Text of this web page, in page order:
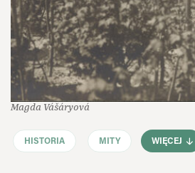
Magda Vášáryová
HISTORIA MITY WIĘCEJ